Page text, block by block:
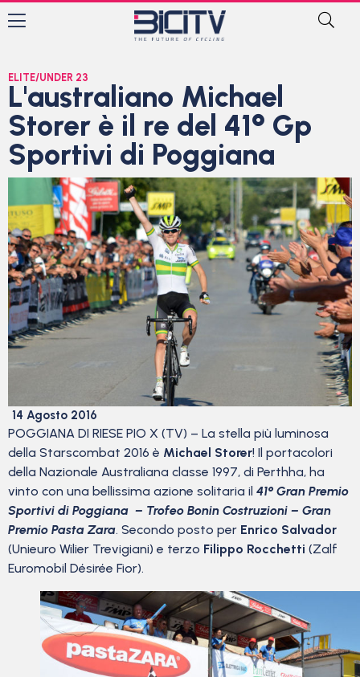
ELITE/UNDER 23
L'australiano Michael
Storer è il re del 41° Gp
Sportivi di Poggiana
14 Agosto 2016
POGGIANA DI RIESE PIO X (TV) – La stella più luminosa
della Starscombat 2016 è Michael Storer! Il portacolori
della Nazionale Australiana classe 1997, di Perthha, ha
vinto con una bellissima azione solitaria il 41° Gran Premio
Sportivi di Poggiana – Trofeo Bonin Costruzioni – Gran
Premio Pasta Zara. Secondo posto per Enrico Salvador
(Unieuro Wilier Trevigiani) e terzo Filippo Rocchetti (Zalf
Euromobil Désirée Fior).